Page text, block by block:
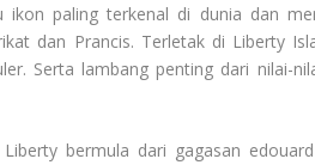
ikon paling terkenal di dunia dan
dan Prancis. Terletak di Liberty
Serta lambang penting dari nilai-
bermula dari gagasan